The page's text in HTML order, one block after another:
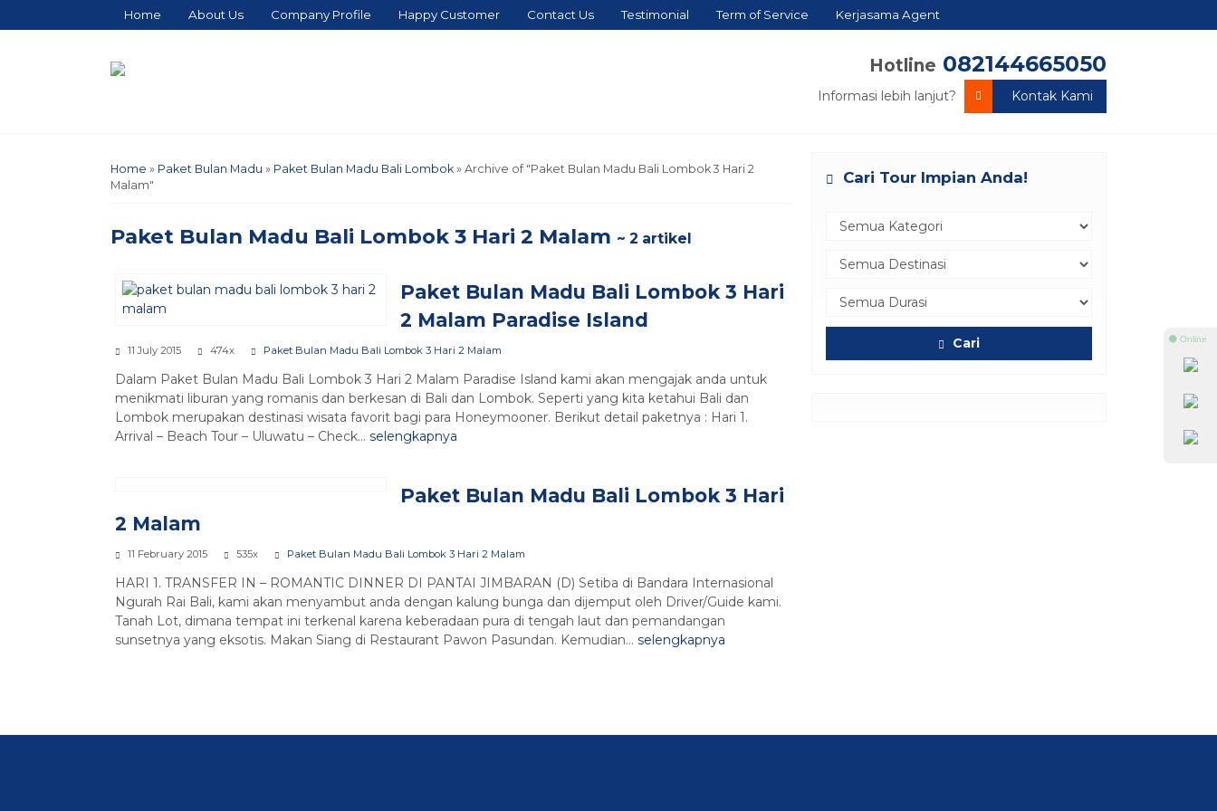
Home About Us Company Profile Happy Customer Contact Us Testimonial Term of Service Kerjasama Agent
Hotline 082144665050
Informasi lebih lanjut? Kontak Kami
Home » Paket Bulan Madu » Paket Bulan Madu Bali Lombok » Archive of "Paket Bulan Madu Bali Lombok 3 Hari 2
Malam"
Paket Bulan Madu Bali Lombok 3 Hari 2 Malam ~ 2 artikel
Paket Bulan Madu Bali Lombok 3 Hari
2 Malam Paradise Island
11 July 2015 474x Paket Bulan Madu Bali Lombok 3 Hari 2 Malam
Dalam Paket Bulan Madu Bali Lombok 3 Hari 2 Malam Paradise Island kami akan mengajak anda untuk
menikmati liburan yang romanis dan berkesan di Bali dan Lombok. Seperti yang kita ketahui Bali dan
Lombok merupakan destinasi wisata favorit bagi para Honeymooner. Berikut detail paketnya : Hari 1.
Arrival – Beach Tour – Uluwatu – Check... selengkapnya
Paket Bulan Madu Bali Lombok 3 Hari
2 Malam
11 February 2015 535x Paket Bulan Madu Bali Lombok 3 Hari 2 Malam
HARI 1. TRANSFER IN – ROMANTIC DINNER DI PANTAI JIMBARAN (D) Setiba di Bandara Internasional
Ngurah Rai Bali, kami akan menyambut anda dengan kalung bunga dan dijemput oleh Driver/Guide kami.
Tanah Lot, dimana tempat ini terkenal karena keberadaan pura di tengah laut dan pemandangan
sunsetnya yang eksotis. Makan Siang di Restaurant Pawon Pasundan. Kemudian... selengkapnya
Cari Tour Impian Anda!
Cari ⚫ Online